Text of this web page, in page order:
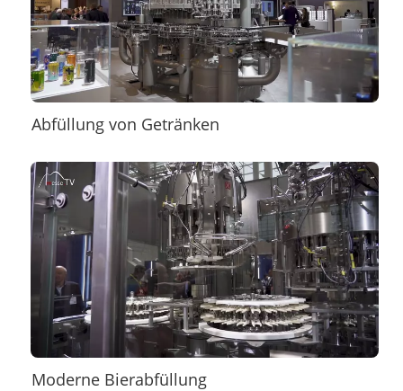
Abfüllung von Getränken
Moderne Bierabfüllung